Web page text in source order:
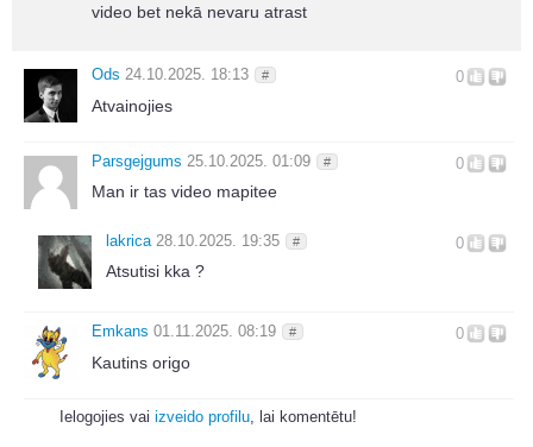
video bet nekā nevaru atrast
0
Ods 24.10.2025. 18:13 #
Atvainojies
0
Parsgejgums 25.10.2025. 01:09 #
Man ir tas video mapitee
0
lakrica 28.10.2025. 19:35 #
Atsutisi kka ?
0
Emkans 01.11.2025. 08:19 #
Kautins origo
Ielogojies vai izveido profilu, lai komentētu!